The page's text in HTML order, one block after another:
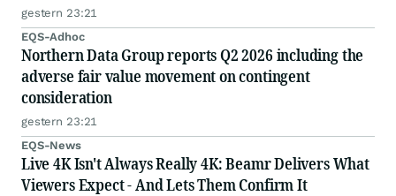
gestern 23:21
EQS-Adhoc
Northern Data Group reports Q2 2026 including the
adverse fair value movement on contingent
consideration
gestern 23:21
EQS-News
Live 4K Isn't Always Really 4K: Beamr Delivers What
Viewers Expect - And Lets Them Confirm It